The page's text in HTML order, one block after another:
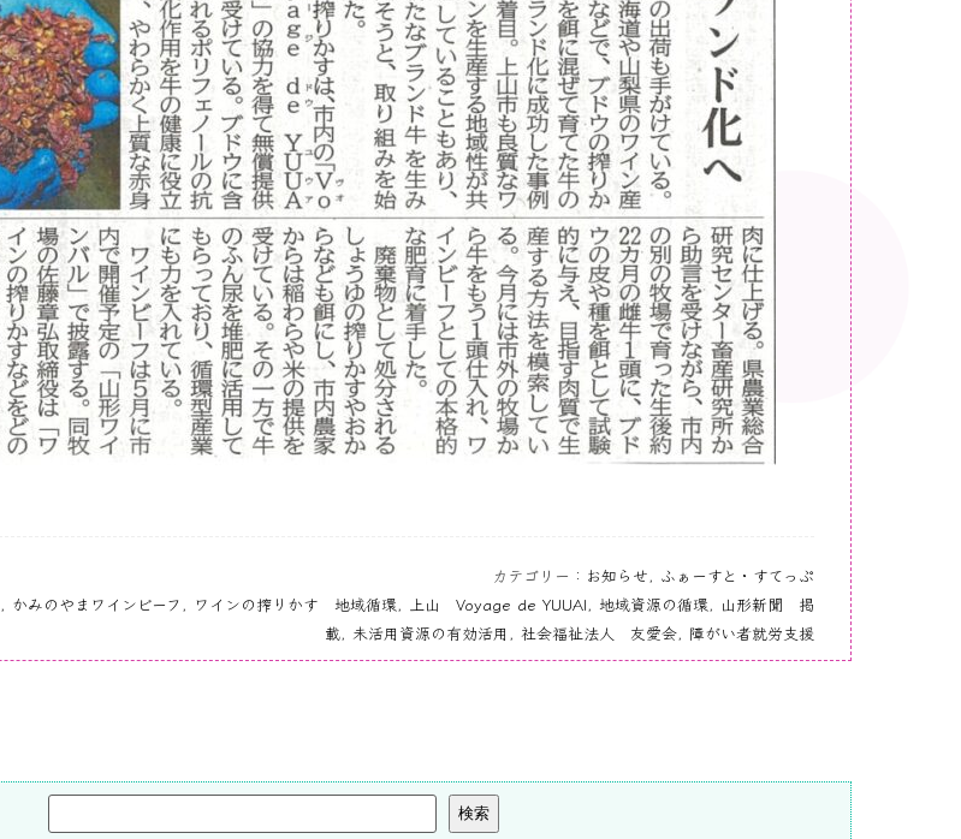
カテゴリー： お知らせ, ふぁーすと・すてっぷ
, かみのやまワインビーフ, ワインの搾りかす 地域循環, 上山 Voyage de YUUAI, 地域資源の循環, 山形新聞 掲
載, 未活用資源の有効活用 , 社会福祉法人 友愛会, 障がい者就労支援
検索